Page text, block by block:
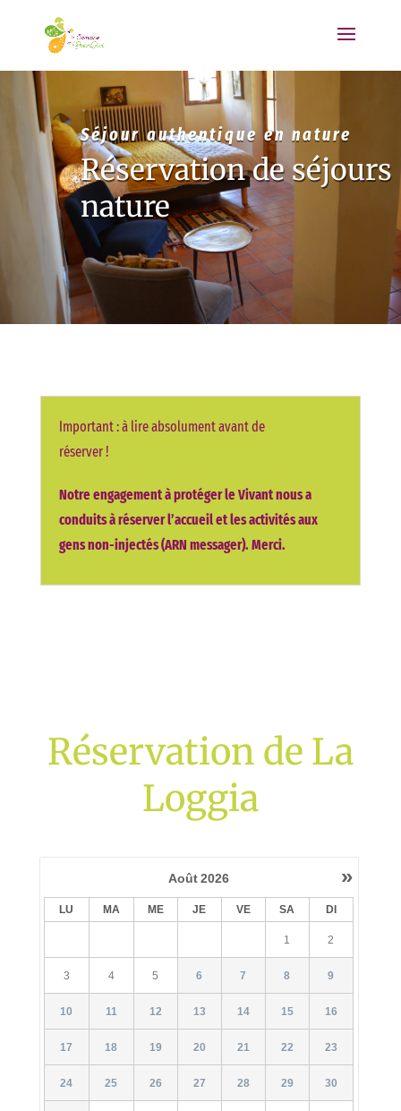
Séjour authentique en nature
Réservation de séjours
nature
Important : à lire absolument avant de
réserver !
Notre engagement à protéger le Vivant nous a
conduits à réserver l’accueil et les activités aux
gens non-injectés (ARN messager). Merci.
Réservation de La
Loggia
»
Août 2026
LU MA ME JE VE SA DI
1 2
3 4 5 6 7 8 9
10 11 12 13 14 15 16
17 18 19 20 21 22 23
24 25 26 27 28 29 30